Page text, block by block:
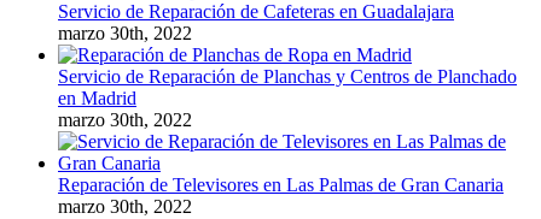
Servicio de Reparación de Cafeteras en Guadalajara
marzo 30th, 2022
Servicio de Reparación de Planchas y Centros de Planchado
en Madrid
marzo 30th, 2022
Reparación de Televisores en Las Palmas de Gran Canaria
marzo 30th, 2022